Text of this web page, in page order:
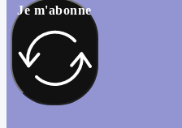
Je m'abonne